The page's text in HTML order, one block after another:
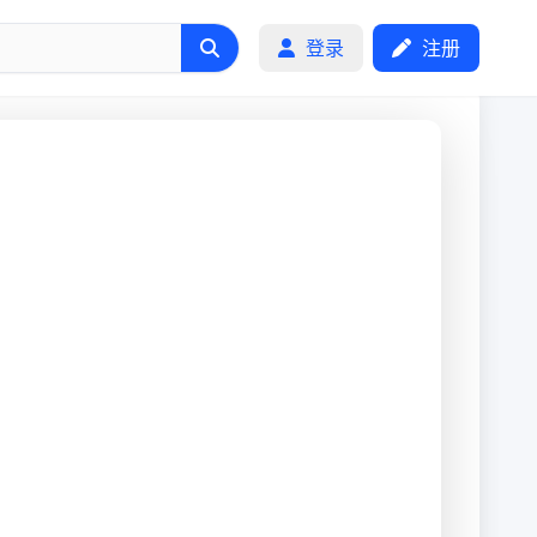
登录 注册